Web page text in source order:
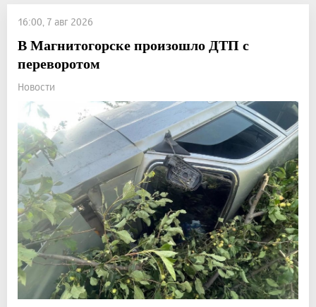
16:00, 7 авг 2026
В Магнитогорске произошло ДТП с
переворотом
Новости